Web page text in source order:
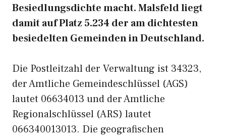
Besiedlungsdichte macht. Malsfeld liegt
damit auf Platz 5.234 der am dichtesten
besiedelten Gemeinden in Deutschland.
Die Postleitzahl der Verwaltung ist 34323,
der Amtliche Gemeindeschlüssel (AGS)
lautet 06634013 und der Amtliche
Regionalschlüssel (ARS) lautet
066340013013. Die geografischen